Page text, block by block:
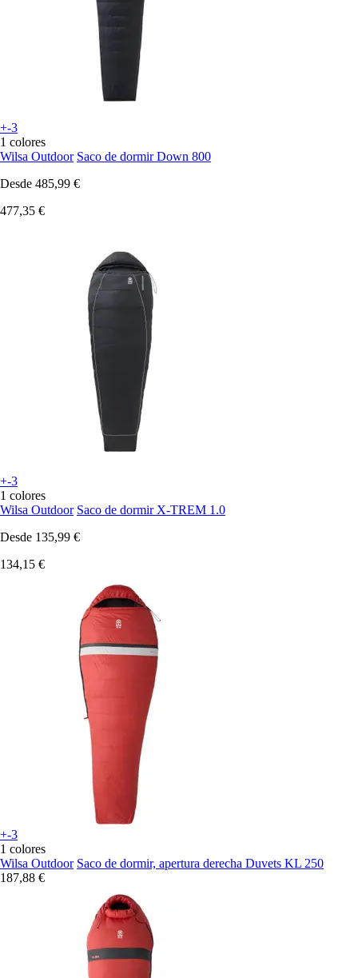
+-3
1 colores
Wilsa Outdoor Saco de dormir Down 800
Desde 485,99 €
477,35 €
+-3
1 colores
Wilsa Outdoor Saco de dormir X-TREM 1.0
Desde 135,99 €
134,15 €
+-3
1 colores
Wilsa Outdoor Saco de dormir, apertura derecha Duvets KL 250
187,88 €